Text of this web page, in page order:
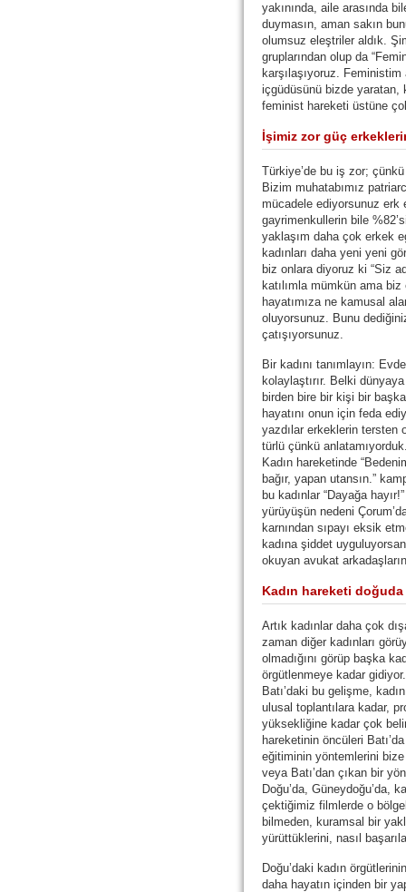
yakınında, aile arasında
duymasın, aman sakın
olumsuz eleştriler aldık.
gruplarından olup da
karşılaşıyoruz.
içgüdüsünü bizde yaratan,
feminist hareketi üstüne
İşimiz zor güç
Türkiye’de bu iş zor;
Bizim muhatabımız
mücadele ediyorsunuz erk
gayrimenkullerin bile
yaklaşım daha çok erkek
kadınları daha yeni yeni
biz onlara diyoruz ki “Siz
katılımla mümkün ama
hayatımıza ne kamusal
oluyorsunuz. Bunu
çatışıyorsunuz.
Bir kadını tanımlayın:
kolaylaştırır. Belki
birden bire bir kişi bir
hayatını onun için feda
yazdılar erkeklerin tersten
türlü çünkü
Kadın hareketinde
bağır, yapan utansın.”
bu kadınlar “Dayağa
yürüyüşün nedeni
karnından sıpayı eksik
kadına şiddet
okuyan avukat
Kadın hareketi
Artık kadınlar daha çok
zaman diğer kadınları
olmadığını görüp başka
örgütlenmeye kadar
Batı’daki bu gelişme,
ulusal toplantılara kadar,
yüksekliğine kadar çok
hareketinin öncüleri
eğitiminin yöntemlerini bize
veya Batı’dan çıkan bir
Doğu’da, Güneydoğu’da,
çektiğimiz filmlerde o
bilmeden, kuramsal bir
yürüttüklerini, nasıl
Doğu’daki kadın
daha hayatın içinden bir